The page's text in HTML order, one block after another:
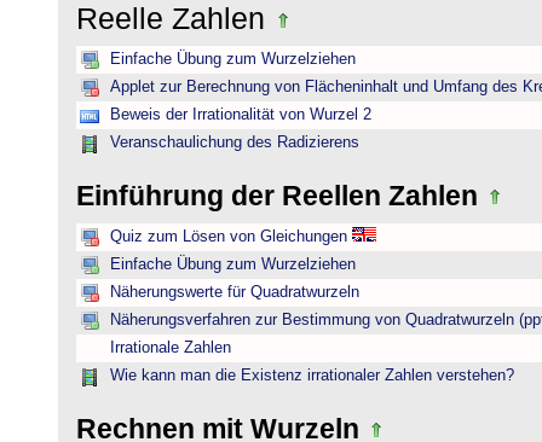
Reelle Zahlen
Einfache Übung zum Wurzelziehen
Applet zur Berechnung von Flächeninhalt und Umfang des
Beweis der Irrationalität von Wurzel 2
Veranschaulichung des Radizierens
Einführung der Reellen Zahlen
Quiz zum Lösen von Gleichungen
Einfache Übung zum Wurzelziehen
Näherungswerte für Quadratwurzeln
Näherungsverfahren zur Bestimmung von Quadratwurzeln
Irrationale Zahlen
Wie kann man die Existenz irrationaler Zahlen verstehen?
Rechnen mit Wurzeln